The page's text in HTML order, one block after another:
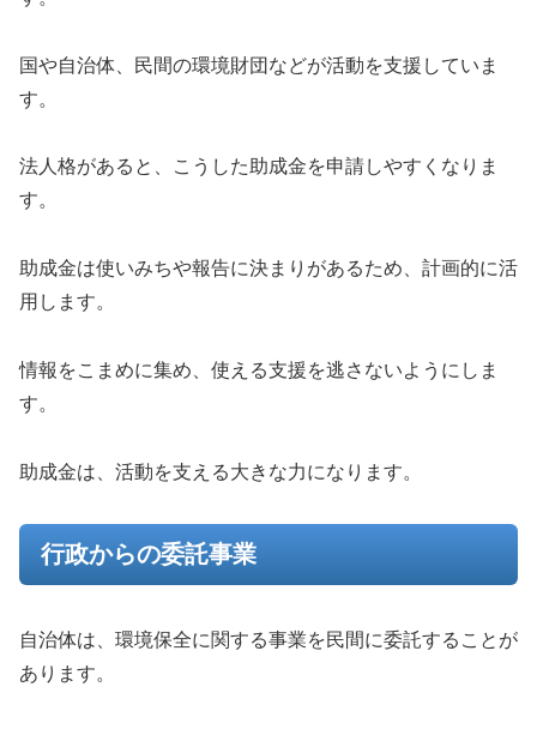
国や自治体、民間の環境財団などが活動を支援していま
す。
法人格があると、こうした助成金を申請しやすくなりま
す。
助成金は使いみちや報告に決まりがあるため、計画的に活
用します。
情報をこまめに集め、使える支援を逃さないようにしま
す。
助成金は、活動を支える大きな力になります。
行政からの委託事業
自治体は、環境保全に関する事業を民間に委託することが
あります。